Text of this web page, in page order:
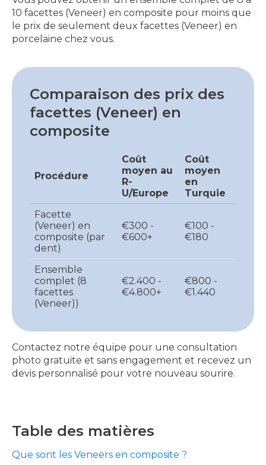
10 facettes (Veneer) en composite pour moins que
le prix de seulement deux facettes (Veneer) en
porcelaine chez vous.
Comparaison des prix des
facettes (Veneer) en
composite
Procédure
Coût
moyen au
R-
U/Europe
Coût
moyen
en
Turquie
Facette
(Veneer) en
composite (par
dent)
€300 -
€600+
€100 -
€180
Ensemble
complet (8
facettes
(Veneer))
€2.400 -
€4.800+
€800 -
€1.440
Contactez notre équipe pour une consultation
photo gratuite et sans engagement et recevez un
devis personnalisé pour votre nouveau sourire.
Table des matières
Que sont les Veneers en composite ?